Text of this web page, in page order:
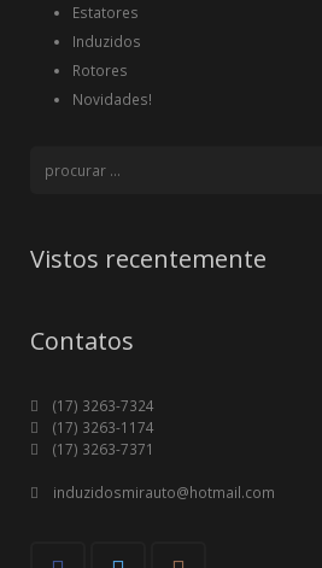
Estatores
Induzidos
Rotores
Novidades!
Vistos recentemente
Contatos
(17) 3263-7324
(17) 3263-1174
(17) 3263-7371
induzidosmirauto@hotmail.com